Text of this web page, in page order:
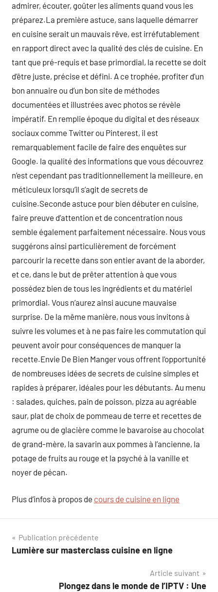
admirer, écouter, goûter les aliments quand vous les
préparez.La première astuce, sans laquelle démarrer
en cuisine serait un mauvais rêve, est irréfutablement
en rapport direct avec la qualité des clés de cuisine. En
tant que pré-requis et base primordial, la recette se doit
d’être juste, précise et défini. A ce trophée, profiter d’un
bon annuaire ou d’un bon site de méthodes
documentées et illustrées avec photos se révèle
impératif. En remplie époque du digital et des réseaux
sociaux comme Twitter ou Pinterest, il est
remarquablement facile de faire des enquêtes sur
Google. la qualité des informations que vous découvrez
n’est cependant pas traditionnellement la meilleure, en
méticuleux lorsqu’il s’agit de secrets de
cuisine.Seconde astuce pour bien débuter en cuisine,
faire preuve d’attention et de concentration nous
semble également parfaitement nécessaire. Nous vous
suggérons ainsi particulièrement de forcément
parcourir la recette dans son entier avant de la aborder,
et ce, dans le but de prêter attention à que vous
possédez bien de tous les ingrédients et du matériel
primordial. Vous n’aurez ainsi aucune mauvaise
surprise. De la même manière, nous vous invitons à
suivre les volumes et à ne pas faire les commutation qui
peuvent avoir pour conséquences de manquer la
recette.Envie De Bien Manger vous offrent l’opportunité
de nombreuses idées de secrets de cuisine simples et
rapides à préparer, idéales pour les débutants. Au menu
: salades, quiches, pain de poisson, pizza au agréable
saur, plat de choix de pommeau de terre et recettes de
agrume ou de glacière comme le bavaroise au chocolat
de grand-mère, la savarin aux pommes à l’ancienne, la
potage de fruits au rouge et la psyché à la vanille et
noyer de pécan.
Plus d’infos à propos de cours de cuisine en ligne
Navigation
de
Publication précédente
Lumière sur masterclass cuisine en ligne
Article suivant
Plongez dans le monde de l’IPTV : Une